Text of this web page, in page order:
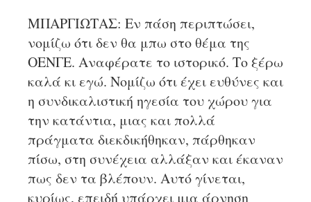
ΜΠΑΡΓΙΩΤΑΣ: Εν πάση περιπτώσει,
νομίζω ότι δεν θα μπω στο θέμα της
ΟΕΝΓΕ. Αναφέρατε το ιστορικό. Το ξέρω
καλά κι εγώ. Νομίζω ότι έχει ευθύνες και
η συνδικαλιστική ηγεσία του χώρου για
την κατάντια, μιας και πολλά
πράγματα διεκδικήθηκαν, πάρθηκαν
πίσω, στη συνέχεια αλλάξαν και έκαναν
πως δεν τα βλέπουν. Αυτό γίνεται,
κυρίως, επειδή υπάρχει μια άρνηση